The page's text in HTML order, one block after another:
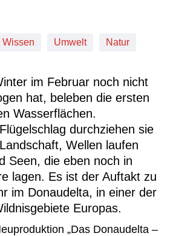
Wissen Umwelt Natur
im Februar noch nicht
hat, beleben die ersten
Wasserflächen.
durchziehen sie
Wellen laufen
Seen, die eben noch in
lagen. Es ist der Auftakt zu
im Donaudelta, in einer der
Europas.
„Das Donaudelta –